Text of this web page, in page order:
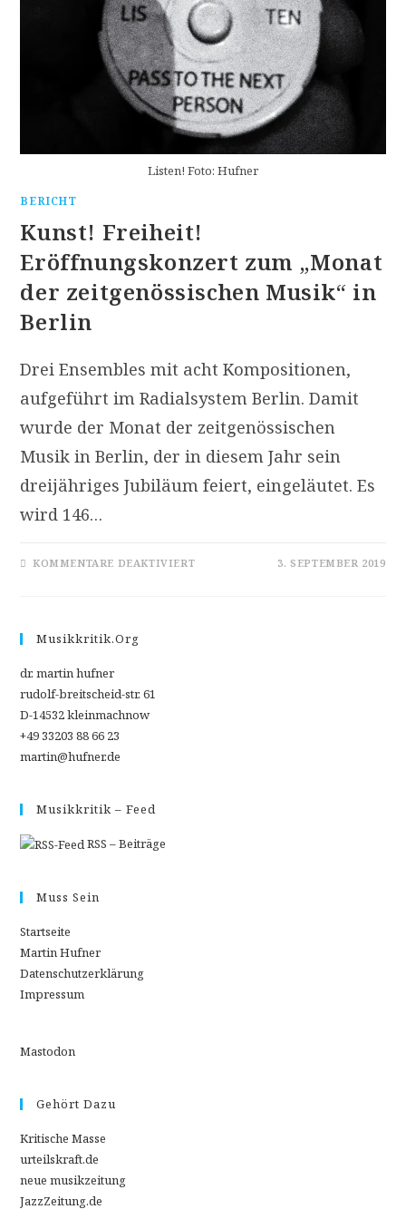
Listen! Foto: Hufner
BERICHT
Kunst! Freiheit!
Eröffnungskonzert zum „Monat
der zeitgenössischen Musik“ in
Berlin
Drei Ensembles mit acht Kompositionen,
aufgeführt im Radialsystem Berlin. Damit
wurde der Monat der zeitgenössischen
Musik in Berlin, der in diesem Jahr sein
dreijähriges Jubiläum feiert, eingeläutet. Es
wird 146…
KOMMENTARE DEAKTIVIERTFÜR 3. SEPTEMBER 2019
Musikkritik.org
dr. martin hufner
rudolf-breitscheid-str. 61
D-14532 kleinmachnow
+49 33203 88 66 23
martin@hufner.de
Musikkritik – Feed
RSS – Beiträge
Muss Sein
Startseite
Martin Hufner
Datenschutzerklärung
Impressum
Mastodon
Gehört Dazu
Kritische Masse
urteilskraft.de
neue musikzeitung
JazzZeitung.de